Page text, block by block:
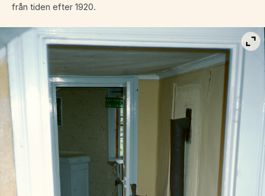
från tiden efter 1920.